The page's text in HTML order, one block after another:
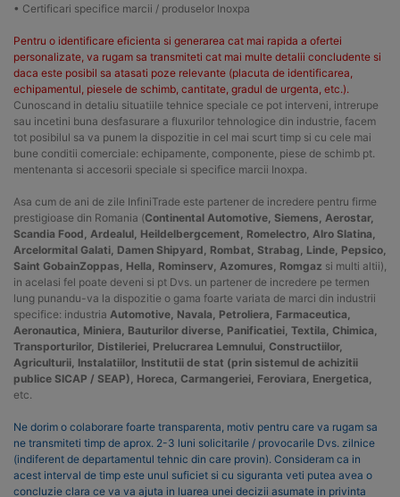
• Certificari specifice marcii / produselor Inoxpa
Pentru o identificare eficienta si generarea cat mai rapida a ofertei
personalizate, va rugam sa transmiteti cat mai multe detalii concludente si
daca este posibil sa atasati poze relevante (placuta de identificarea,
echipamentul, piesele de schimb, cantitate, gradul de urgenta, etc.).
Cunoscand in detaliu situatiile tehnice speciale ce pot interveni, intrerupe
sau incetini buna desfasurare a fluxurilor tehnologice din industrie, facem
tot posibilul sa va punem la dispozitie in cel mai scurt timp si cu cele mai
bune conditii comerciale: echipamente, componente, piese de schimb pt.
mentenanta si accesorii speciale si specifice marcii Inoxpa.
Asa cum de ani de zile InfiniTrade este partener de incredere pentru firme
prestigioase din Romania (Continental Automotive, Siemens, Aerostar,
Scandia Food, Ardealul, Heildelbergcement, Romelectro, Alro Slatina,
Arcelormital Galati, Damen Shipyard, Rombat, Strabag, Linde, Pepsico,
Saint GobainZoppas, Hella, Rominserv, Azomures, Romgaz si multi altii),
in acelasi fel poate deveni si pt Dvs. un partener de incredere pe termen
lung punandu-va la dispozitie o gama foarte variata de marci din industrii
specifice: industria Automotive, Navala, Petroliera, Farmaceutica,
Aeronautica, Miniera, Bauturilor diverse, Panificatiei, Textila, Chimica,
Transporturilor, Distileriei, Prelucrarea Lemnului, Constructiilor,
Agriculturii, Instalatiilor, Institutii de stat (prin sistemul de achizitii
publice SICAP / SEAP), Horeca, Carmangeriei, Feroviara, Energetica,
etc.
Ne dorim o colaborare foarte transparenta, motiv pentru care va rugam sa
ne transmiteti timp de aprox. 2-3 luni solicitarile / provocarile Dvs. zilnice
(indiferent de departamentul tehnic din care provin). Consideram ca in
acest interval de timp este unul suficiet si cu siguranta veti putea avea o
concluzie clara ce va va ajuta in luarea unei decizii asumate in privinta